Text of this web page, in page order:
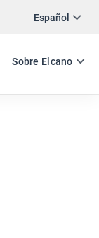
Español
ES EN
Sobre Elcano
Twitter